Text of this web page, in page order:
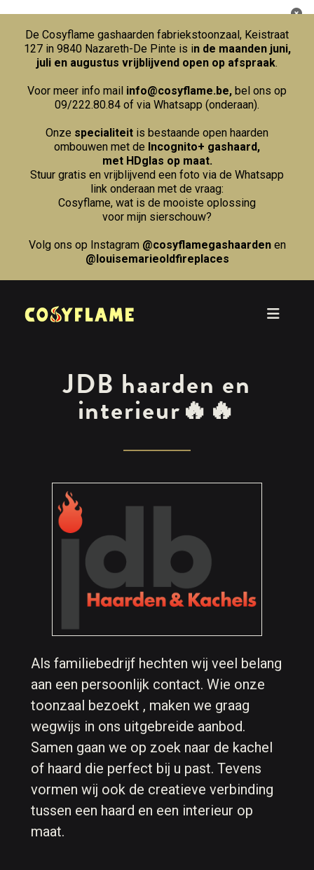
De Cosyflame gashaarden fabriekstoonzaal, Keistraat
127 in 9840 Nazareth-De Pinte is in de maanden juni,
juli en augustus vrijblijvend open op afspraak.
Voor meer info mail info@cosyflame.be, bel ons op
09/222.80.84 of via Whatsapp (onderaan).
Onze specialiteit is bestaande open haarden
ombouwen met de Incognito+ gashaard,
met HDglas op maat.
Stuur gratis en vrijblijvend een foto via de Whatsapp
link onderaan met de vraag:
Cosyflame, wat is de mooiste oplossing
voor mijn sierschouw?
Volg ons op Instagram @cosyflamegashaardenen
@louisemarieoldfireplaces
JDB haarden en
interieur🔥🔥
Als familiebedrijf hechten wij veel belang
aan een persoonlijk contact. Wie onze
toonzaal bezoekt , maken we graag
wegwijs in ons uitgebreide aanbod.
Samen gaan we op zoek naar de kachel
of haard die perfect bij u past. Tevens
vormen wij ook de creatieve verbinding
tussen een haard en een interieur op
maat.